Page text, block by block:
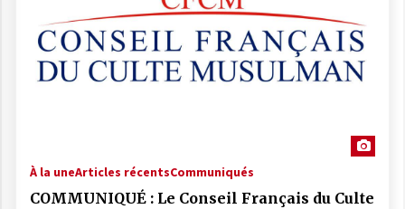
À la uneArticles récentsCommuniqués
COMMUNIQUÉ : Le Conseil Français du Culte